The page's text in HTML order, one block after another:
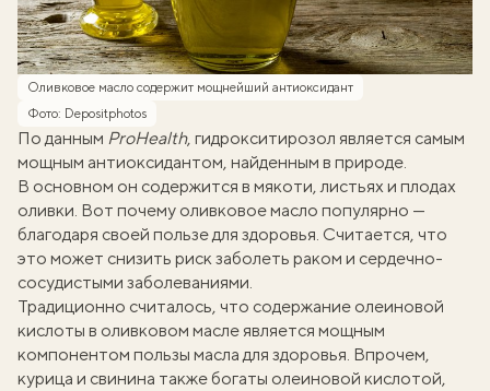
Оливковое масло содержит мощнейший антиоксидант
Фото: Depositphotos
По данным ProHealth, гидрокситирозол является самым
мощным антиоксидантом, найденным в природе.
В основном он содержится в мякоти, листьях и плодах
оливки. Вот почему оливковое масло популярно —
благодаря своей пользе для здоровья. Считается, что
это может снизить риск заболеть раком и сердечно-
сосудистыми заболеваниями.
Традиционно считалось, что содержание олеиновой
кислоты в оливковом масле является мощным
компонентом пользы масла для здоровья. Впрочем,
курица и свинина также богаты олеиновой кислотой,